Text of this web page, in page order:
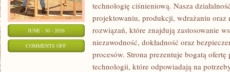
JUNE - 30 - 2026
COMMENTS OFFON
CIEKAWOSTKI
technologię ciśnieniową. Nasza
projektowaniu, produkcji, wdrażaniu oraz
rozwiązań, które znajdują zastosowanie
niezawodność, dokładność oraz
procesów. Strona prezentuje bogatą ofertę
technologii, które odpowiadają na